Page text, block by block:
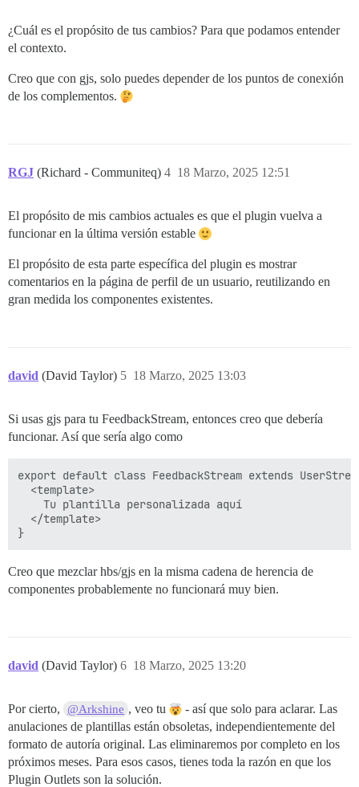
¿Cuál es el propósito de tus cambios? Para que podamos entender
el contexto.
Creo que con gjs, solo puedes depender de los puntos de conexión
de los complementos.
RGJ (Richard - Communiteq) 18 Marzo, 2025 12:51
4
El propósito de mis cambios actuales es que el plugin vuelva a
funcionar en la última versión estable
El propósito de esta parte específica del plugin es mostrar
comentarios en la página de perfil de un usuario, reutilizando en
gran medida los componentes existentes.
david (David Taylor) 18 Marzo, 2025 13:03
5
Si usas gjs para tu FeedbackStream, entonces creo que debería
funcionar. Así que sería algo como
export default class FeedbackStream extends
  <template>
    Tu plantilla personalizada aquí
  </template>
Creo que mezclar hbs/gjs en la misma cadena de herencia de
componentes probablemente no funcionará muy bien.
david (David Taylor) 18 Marzo, 2025 13:20
6
Por cierto, @Arkshine , veo tu
- así que solo para aclarar. Las
anulaciones de plantillas están obsoletas, independientemente del
formato de autoría original. Las eliminaremos por completo en los
próximos meses. Para esos casos, tienes toda la razón en que los
Plugin Outlets son la solución.